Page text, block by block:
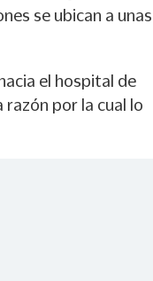
se ubican a unas
el hospital de
razón por la cual lo